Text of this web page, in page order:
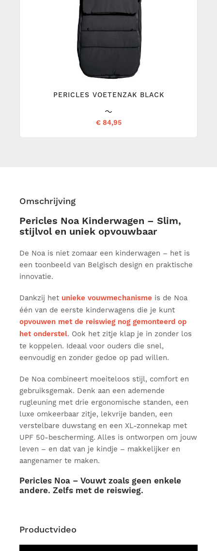
PERICLES VOETENZAK BLACK
€ 84,95
Omschrijving
Pericles Noa Kinderwagen – Slim,
stijlvol en uniek opvouwbaar
De Noa is niet zomaar een kinderwagen – het is
een toonbeeld van Belgisch design en praktische
innovatie.
Dankzij het unieke vouwmechanisme is de Noa
één van de eerste kinderwagens die je kunt
opvouwen met de reiswieg nog gemonteerd op
het onderstel. Ook het zitje klap je in zonder los
te koppelen. Ideaal voor ouders die snel,
eenvoudig en zonder gedoe op pad willen.
De Noa combineert moeiteloos stijl, comfort en
gebruiksgemak. Denk aan een ademende
rugleuning met drie ergonomische standen, een
luxe omkeerbaar zitje, lekvrije banden, een
verstelbare duwstang en een XL-zonnekap met
UPF 50-bescherming. Alles is ontworpen om jouw
leven – en dat van je kindje – makkelijker en
aangenamer te maken.
Pericles Noa – Vouwt zoals geen enkele
andere. Zelfs met de reiswieg.
Productvideo